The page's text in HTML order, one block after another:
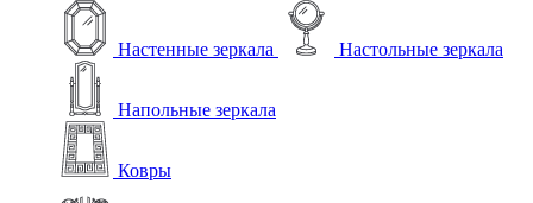
Настенные зеркала Настольные зеркала
Напольные зеркала
Ковры